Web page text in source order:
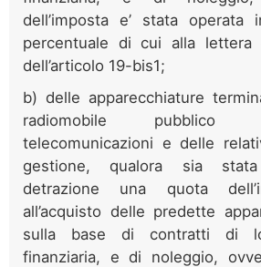
dell’imposta e’ stata operata
percentuale di cui alla lettera
dell’articolo 19-bis1;
b) delle apparecchiature
radiomobile
telecomunicazioni e delle
gestione, qualora sia
detrazione una quota
all’acquisto delle predette
sulla base di contratti di
finanziaria, e di noleggio,